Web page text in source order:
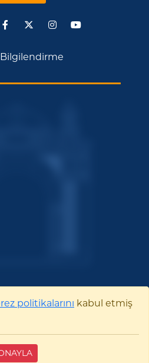
Şeyh Edebali
Sultan Mehmet Bulvarı
politikalarını kabul etmiş